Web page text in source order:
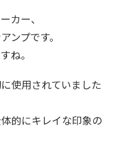
カー、
ンプです。
ね。
使用されていました
的にキレイな印象の